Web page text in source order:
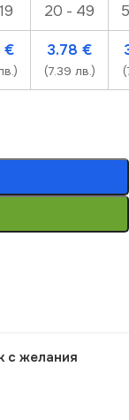
20 - 49
€ 3.78 €
(7.39 лв.)
с желания